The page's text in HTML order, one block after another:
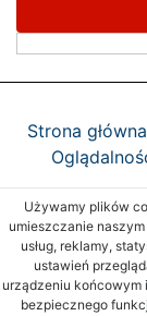
Strona główna
Używamy plików
umieszczanie
usług, reklamy,
ustawień
urządzeniu
bezpiecznego